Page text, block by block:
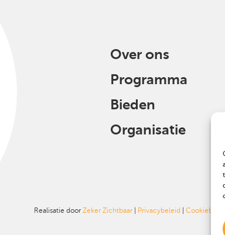
Over ons
Programma
Bieden
Organisatie
Realisatie door Zeker Zichtbaar | Privacybeleid | Cookiebeleid